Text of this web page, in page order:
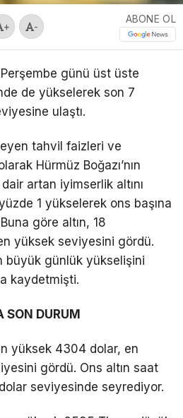
+ -
ABONE OL
günü üst üste
de yükselerek son 7
ulaştı.
tahvil faizleri ve
Hürmüz Boğazı’nın
artan iyimserlik altını
1 yükselerek ons başına
göre altın, 18
yüksek seviyesini gördü.
büyük günlük yükselişini
kaydetmişti.
SON DURUM
yüksek 4304 dolar, en
gördü. Ons altın saat
seviyesinde seyrediyor.